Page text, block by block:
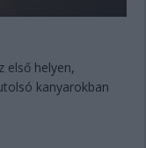
első helyen,
kanyarokban